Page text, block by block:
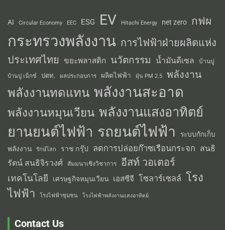
AI Circular Economy EEC ESG EV Hitachi Energy net zero กฟผ
กระทรวงพลังงาน การไฟฟ้าฝ่ายผลิตแห่ง
ประเทศไทย
ขยะพลาสติก นวัตกรรม น้ำมันดีเซล บ้านปู
บ้านปู เน็กซ์ ปตท. ผลประกอบการ ผลิตไฟฟ้า ฝุ่น PM 2.5 พลังงาน
พลังงานทดแทน พลังงานสะอาด
พลังงานหมุนเวียน พลังงานแสงอาทิตย์
ยานยนต์ไฟฟ้า รถยนต์ไฟฟ้า
ระบบกักเก็บ
พลังงาน
รักษ์โลก ราช กรุ๊ป ลดการปล่อยก๊าซเรือนกระจก สนธิ
รัตน์ สนธิจิรวงศ์
สัมมนาเชิงวิชาการ อีสท์ วอเตอร์
เทคโนโลยี เศรษฐกิจหมุนเวียน เอสซีจี โซลาร์เซลล์ โรง
ไฟฟ้า
โรงไฟฟ้าชุมชน โรงไฟฟ้าพลังงานแสงอาทิตย์
Contact Us